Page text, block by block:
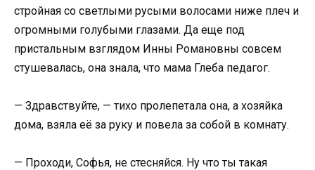
стройная со светлыми русыми волосами ниже плеч и
огромными голубыми глазами. Да еще под
пристальным взглядом Инны Романовны совсем
стушевалась, она знала, что мама Глеба педагог.
— Здравствуйте, — тихо пролепетала она, а хозяйка
дома, взяла её за руку и повела за собой в комнату.
— Проходи, Софья, не стесняйся. Ну что ты такая